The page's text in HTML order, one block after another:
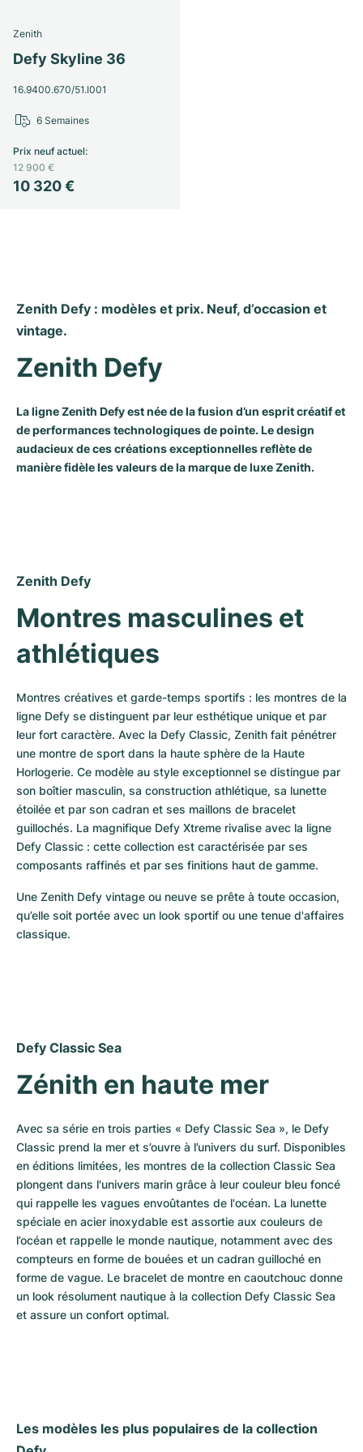
Zenith
Defy Skyline 36
16.9400.670/51.I001
10 320 €
Prix neuf actuel:
12 900 €
6 Semaines
Zenith Defy : modèles et prix. Neuf, d’occasion et
vintage.
Zenith Defy
La ligne Zenith Defy est née de la fusion d’un esprit créatif et
de performances technologiques de pointe. Le design
audacieux de ces créations exceptionnelles reflète de
manière fidèle les valeurs de la marque de luxe Zenith.
Zenith Defy
Montres masculines et
athlétiques
Montres créatives et garde-temps sportifs : les montres de la
ligne Defy se distinguent par leur esthétique unique et par
leur fort caractère. Avec la Defy Classic, Zenith fait pénétrer
une montre de sport dans la haute sphère de la Haute
Horlogerie. Ce modèle au style exceptionnel se distingue par
son boîtier masculin, sa construction athlétique, sa lunette
étoilée et par son cadran et ses maillons de bracelet
guillochés. La magnifique Defy Xtreme rivalise avec la ligne
Defy Classic : cette collection est caractérisée par ses
composants raffinés et par ses finitions haut de gamme.
Une Zenith Defy vintage ou neuve se prête à toute occasion,
qu’elle soit portée avec un look sportif ou une tenue d'affaires
classique.
Defy Classic Sea
Zénith en haute mer
Avec sa série en trois parties « Defy Classic Sea », le Defy
Classic prend la mer et s’ouvre à l’univers du surf. Disponibles
en éditions limitées, les montres de la collection Classic Sea
plongent dans l'univers marin grâce à leur couleur bleu foncé
qui rappelle les vagues envoûtantes de l'océan. La lunette
spéciale en acier inoxydable est assortie aux couleurs de
l’océan et rappelle le monde nautique, notamment avec des
compteurs en forme de bouées et un cadran guilloché en
forme de vague. Le bracelet de montre en caoutchouc donne
un look résolument nautique à la collection Defy Classic Sea
et assure un confort optimal.
Les modèles les plus populaires de la collection